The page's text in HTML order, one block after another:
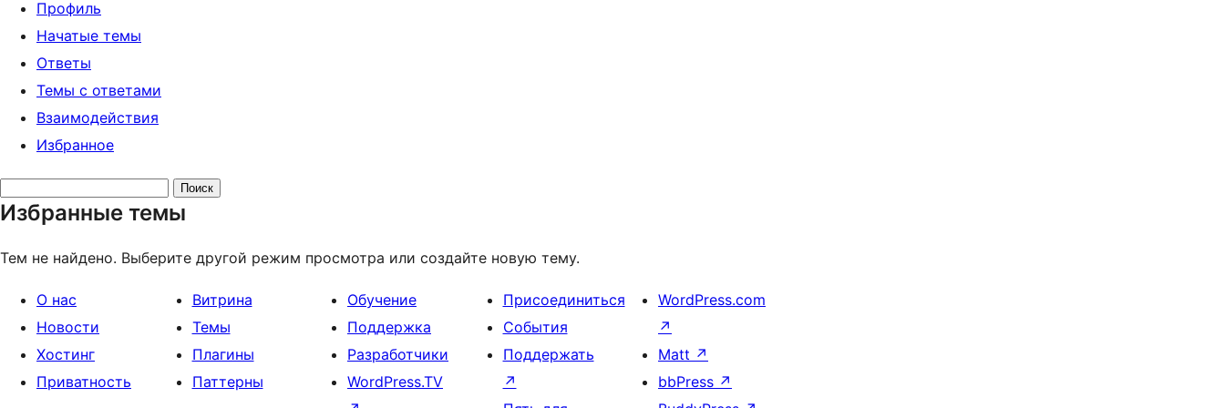
Профиль
Начатые темы
Ответы
Темы с ответами
Взаимодействия
Избранное
тем:
Избранные темы
Тем не найдено. Выберите другой режим просмотра или создайте новую тему.
О нас
Новости
Хостинг
Приватность
Витрина
Темы
Плагины
Паттерны
Обучение
Поддержка
Разработчики
WordPress.TV
Присоединиться
События
Поддержать
↗
WordPress.com
↗
Matt ↗
bbPress ↗